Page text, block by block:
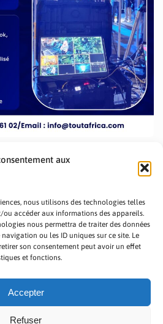
aux
nous utilisons des technologies telles
ou accéder aux informations des appareils.
nous permettra de traiter des données
ou les ID uniques sur ce site. Le
son consentement peut avoir un effet
et fonctions.
Accepter
Refuser
A PROPOS